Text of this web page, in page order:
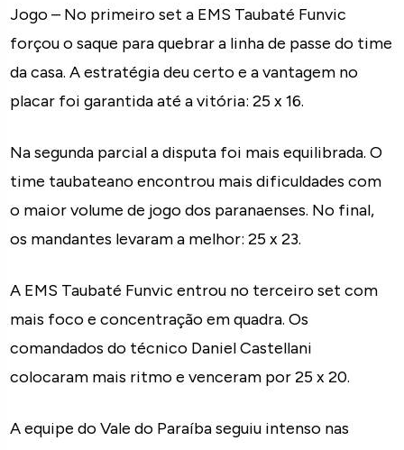
Jogo – No primeiro set a EMS Taubaté Funvic
forçou o saque para quebrar a linha de passe do time
da casa. A estratégia deu certo e a vantagem no
placar foi garantida até a vitória: 25 x 16.
Na segunda parcial a disputa foi mais equilibrada. O
time taubateano encontrou mais dificuldades com
o maior volume de jogo dos paranaenses. No final,
os mandantes levaram a melhor: 25 x 23.
A EMS Taubaté Funvic entrou no terceiro set com
mais foco e concentração em quadra. Os
comandados do técnico Daniel Castellani
colocaram mais ritmo e venceram por 25 x 20.
A equipe do Vale do Paraíba seguiu intenso nas